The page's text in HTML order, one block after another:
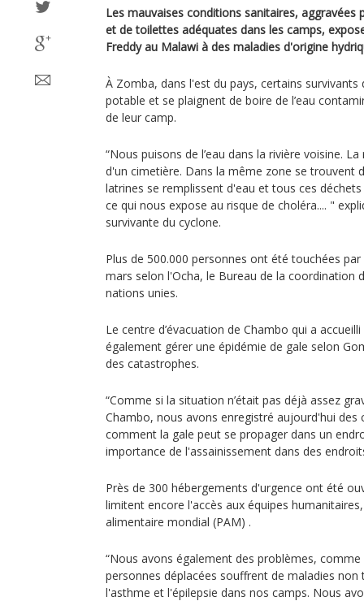
Les mauvaises conditions sanitaires, aggravées
et de toilettes adéquates dans les camps,
Freddy au Malawi à des maladies d'origine
À Zomba, dans l'est du pays, certains survivants
potable et se plaignent de boire de l’eau
de leur camp.
“Nous puisons de l’eau dans la rivière voisine.
d'un cimetière. Dans la même zone se trouvent
latrines se remplissent d'eau et tous ces
ce qui nous expose au risque de choléra.... "
survivante du cyclone.
Plus de 500.000 personnes ont été touchées
mars selon l'Ocha, le Bureau de la coordination
nations unies.
Le centre d’évacuation de Chambo qui a
également gérer une épidémie de gale selon
des catastrophes.
“Comme si la situation n’était pas déjà assez
Chambo, nous avons enregistré aujourd'hui des
comment la gale peut se propager dans un
importance de l'assainissement dans des
Près de 300 hébergements d'urgence ont été
limitent encore l'accès aux équipes
alimentaire mondial (PAM) .
“Nous avons également des problèmes,
personnes déplacées souffrent de maladies non
l'asthme et l'épilepsie dans nos camps. Nous